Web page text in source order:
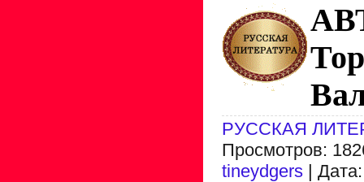
РУССКАЯ
Просмотров:
tineydgers |